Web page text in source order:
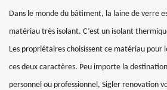
Dans le monde du bâtiment, la laine de verre
matériau très isolant. C’est un isolant
Les propriétaires choisissent ce matériau pour
ces deux caractères. Peu importe la
personnel ou professionnel, Sigler renovation